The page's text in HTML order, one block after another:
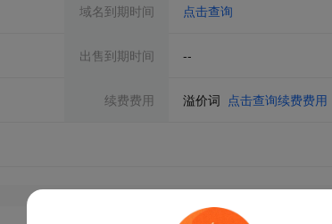
域名到期时间 点击查询
出售到期时间 --
续费费用 溢价词 点击查询续费费用